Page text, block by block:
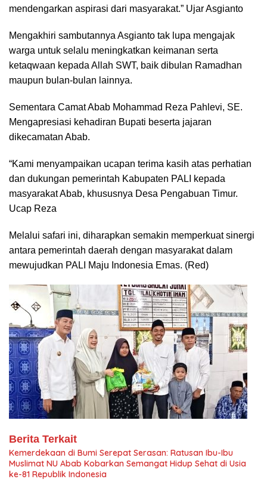
mendengarkan aspirasi dari masyarakat.” Ujar Asgianto
Mengakhiri sambutannya Asgianto tak lupa mengajak
warga untuk selalu meningkatkan keimanan serta
ketaqwaan kepada Allah SWT, baik dibulan Ramadhan
maupun bulan-bulan lainnya.
Sementara Camat Abab Mohammad Reza Pahlevi, SE.
Mengapresiasi kehadiran Bupati beserta jajaran
dikecamatan Abab.
“Kami menyampaikan ucapan terima kasih atas perhatian
dan dukungan pemerintah Kabupaten PALI kepada
masyarakat Abab, khususnya Desa Pengabuan Timur.
Ucap Reza
Melalui safari ini, diharapkan semakin memperkuat sinergi
antara pemerintah daerah dengan masyarakat dalam
mewujudkan PALI Maju Indonesia Emas. (Red)
Berita Terkait
Kemerdekaan di Bumi Serepat Serasan: Ratusan Ibu-Ibu
Muslimat NU Abab Kobarkan Semangat Hidup Sehat di Usia
ke-81 Republik Indonesia